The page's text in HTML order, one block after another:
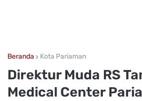
Beranda Kota Pariaman
Direktur Muda RS
Medical Center